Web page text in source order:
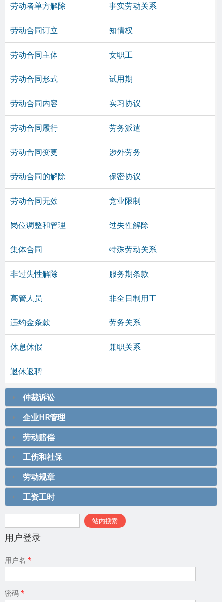
劳动者单方解除 事实劳动关系
劳动合同订立 知情权
劳动合同主体 女职工
劳动合同形式 试用期
劳动合同内容 实习协议
劳动合同履行 劳务派遣
劳动合同变更 涉外劳务
劳动合同的解除 保密协议
劳动合同无效 竞业限制
岗位调整和管理 过失性解除
集体合同 特殊劳动关系
非过失性解除 服务期条款
高管人员 非全日制用工
违约金条款 劳务关系
休息休假 兼职关系
退休返聘
仲裁诉讼
企业HR管理
劳动赔偿
工伤和社保
劳动规章
工资工时
搜索表单
站内搜索
用户登录
用户名 *
密码 *